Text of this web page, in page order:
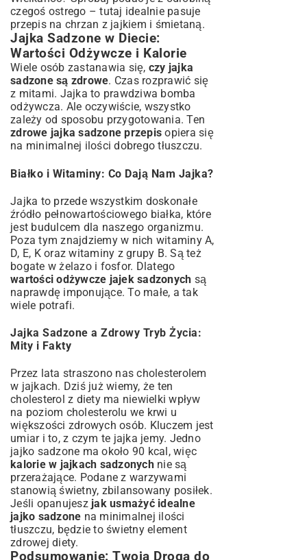
czegoś ostrego – tutaj idealnie pasuje
przepis na chrzan z jajkiem i śmietaną.
Jajka Sadzone w Diecie:
Wartości Odżywcze i Kalorie
Wiele osób zastanawia się, czy jajka
sadzone są zdrowe. Czas rozprawić się
z mitami. Jajka to prawdziwa bomba
odżywcza. Ale oczywiście, wszystko
zależy od sposobu przygotowania. Ten
zdrowe jajka sadzone przepis opiera się
na minimalnej ilości dobrego tłuszczu.
Białko i Witaminy: Co Dają Nam Jajka?
Jajka to przede wszystkim doskonałe
źródło pełnowartościowego białka, które
jest budulcem dla naszego organizmu.
Poza tym znajdziemy w nich witaminy A,
D, E, K oraz witaminy z grupy B. Są też
bogate w żelazo i fosfor. Dlatego
wartości odżywcze jajek sadzonych są
naprawdę imponujące. To małe, a tak
wiele potrafi.
Jajka Sadzone a Zdrowy Tryb Życia:
Mity i Fakty
Przez lata straszono nas cholesterolem
w jajkach. Dziś już wiemy, że ten
cholesterol z diety ma niewielki wpływ
na poziom cholesterolu we krwi u
większości zdrowych osób. Kluczem jest
umiar i to, z czym te jajka jemy. Jedno
jajko sadzone ma około 90 kcal, więc
kalorie w jajkach sadzonychnie są
przerażające. Podane z warzywami
stanowią świetny, zbilansowany posiłek.
Jeśli opanujesz jak usmażyć idealne
jajko sadzone na minimalnej ilości
tłuszczu, będzie to świetny element
zdrowej diety.
Podsumowanie: Twoja Droga do